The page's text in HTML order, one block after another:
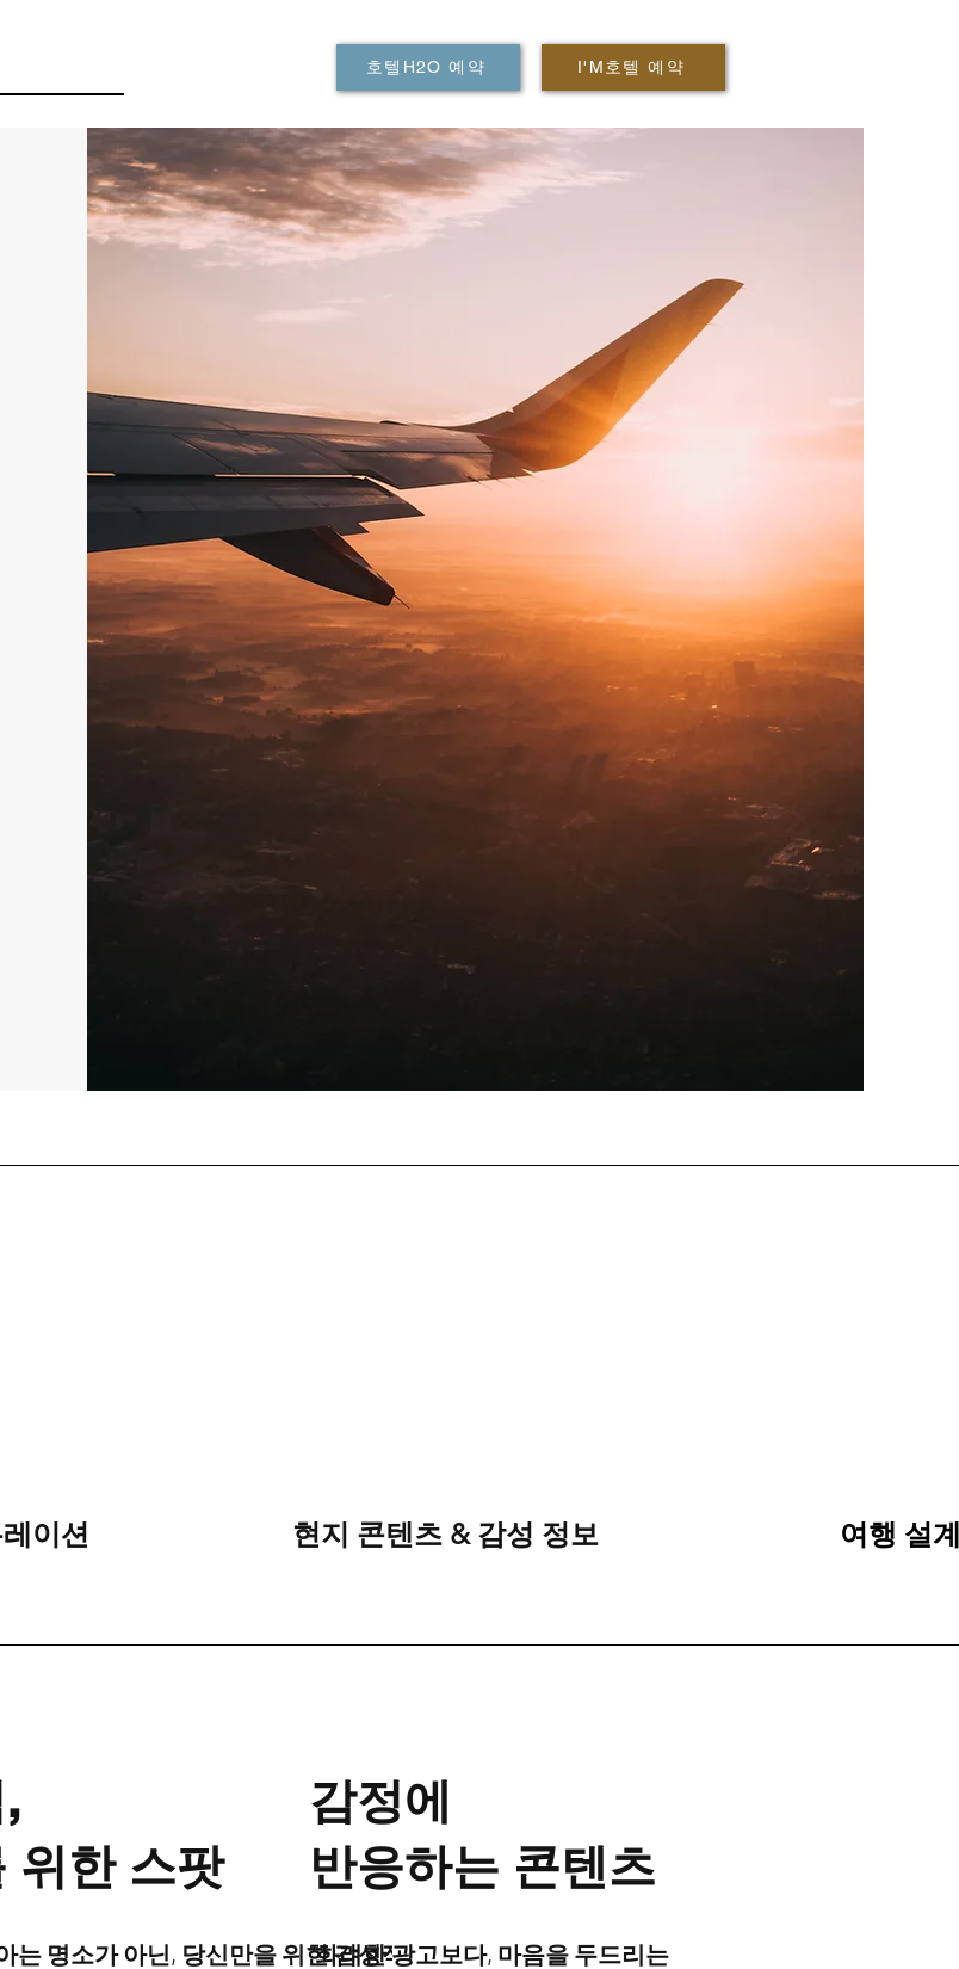
호텔H2O 예약 I'M호텔 예약
이션 현지 콘텐츠 & 감성 정보 여행 설
위한 스팟
는 명소가 아닌, 당신만을 위한 감성적
​감정에
반응하는 콘텐츠
“화려한 광고보다, 마음을 두드리는